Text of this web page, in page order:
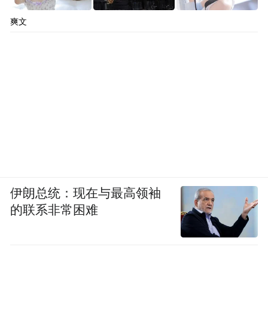
爽文
伊朗总统：现在与最高领袖
的联系非常困难